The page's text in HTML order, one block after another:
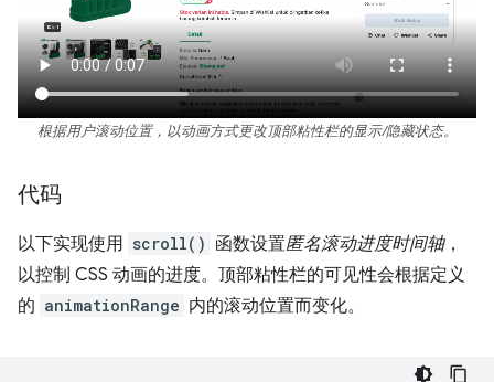
根据用户滚动位置，以动画方式更改顶部粘性栏的显示/隐藏状态。
代码
以下实现使用 scroll() 函数设置匿名滚动进度时间轴，
以控制 CSS 动画的进度。顶部粘性栏的可见性会根据定义
的 animationRange 内的滚动位置而变化。